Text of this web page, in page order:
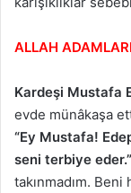
ALLAH
Kardeşi Mustafa
evde münâkaşa
“Ey Mustafa!
seni terbiye eder.”
takınmadım. Beni